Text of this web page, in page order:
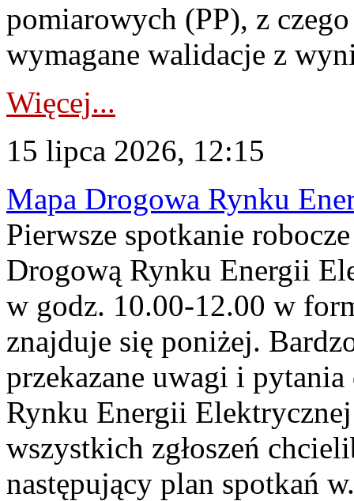
pomiarowych (PP), z
wymagane walidacje z
Więcej...
15 lipca 2026, 12:15
Mapa Drogowa Rynku
Pierwsze spotkanie
Drogową Rynku Energii
w godz. 10.00-12.00 w
znajduje się poniżej.
przekazane uwagi i
Rynku Energii
wszystkich zgłoszeń
następujący plan spotkań